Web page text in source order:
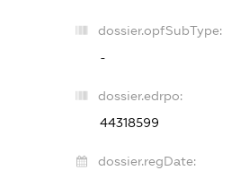
dossier.opfSubType:
-
dossier.edrpo:
44318599
dossier.regDate: